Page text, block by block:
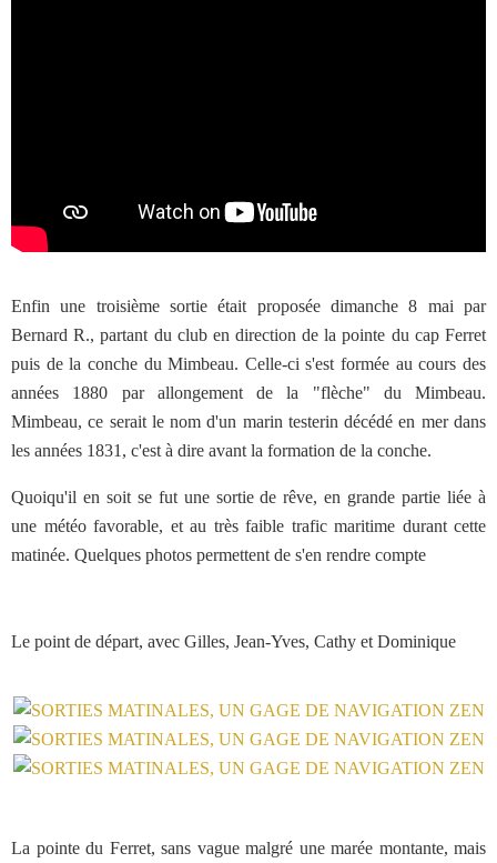
Enfin une troisième sortie était proposée dimanche 8 mai par
Bernard R., partant du club en direction de la pointe du cap Ferret
puis de la conche du Mimbeau. Celle-ci s'est formée au cours des
années 1880 par allongement de la "flèche" du Mimbeau.
Mimbeau, ce serait le nom d'un marin testerin décédé en mer dans
les années 1831, c'est à dire avant la formation de la conche.
Quoiqu'il en soit se fut une sortie de rêve, en grande partie liée à
une météo favorable, et au très faible trafic maritime durant cette
matinée. Quelques photos permettent de s'en rendre compte
Le point de départ, avec Gilles, Jean-Yves, Cathy et Dominique
La pointe du Ferret, sans vague malgré une marée montante, mais